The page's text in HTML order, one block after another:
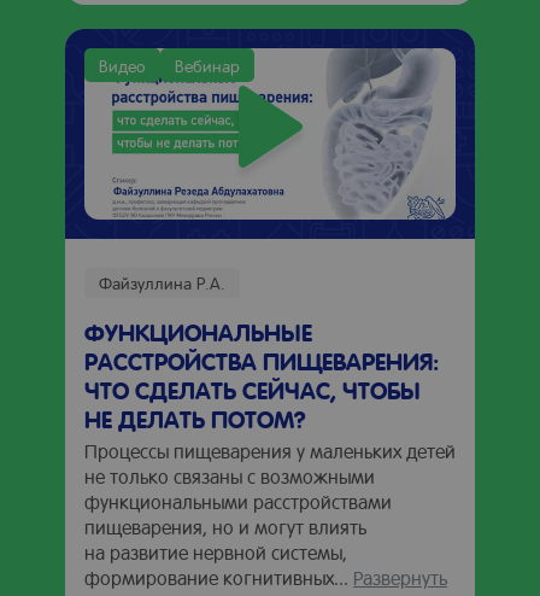
Видео Вебинар
Файзуллина Р.А.
ФУНКЦИОНАЛЬНЫЕ
РАССТРОЙСТВА ПИЩЕВАРЕНИЯ:
ЧТО СДЕЛАТЬ СЕЙЧАС, ЧТОБЫ
НЕ ДЕЛАТЬ ПОТОМ?
Процессы пищеварения у маленьких детей
не только связаны с возможными
функциональными расстройствами
пищеварения, но и могут влиять
на развитие нервной системы,
формирование когнитивных... Развернуть